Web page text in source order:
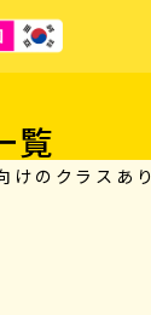
覧
けのクラスあり